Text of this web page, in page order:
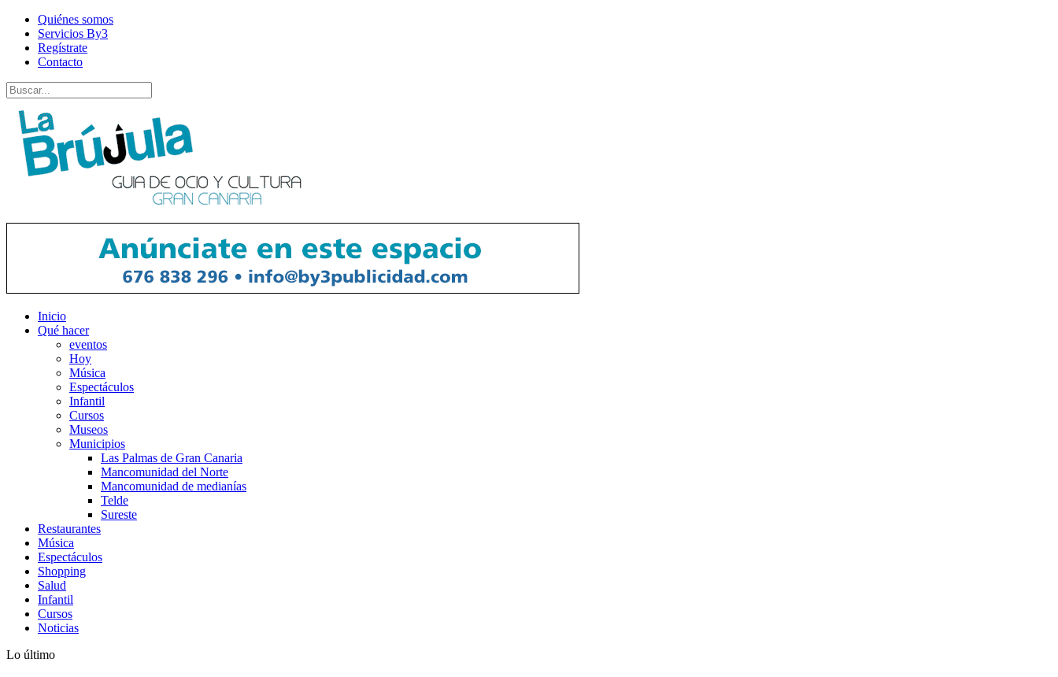
Quiénes somos
Servicios By3
Regístrate
Contacto
Inicio
Qué hacer
eventos
Hoy
Música
Espectáculos
Infantil
Cursos
Museos
Municipios
Las Palmas de Gran Canaria
Mancomunidad del Norte
Mancomunidad de medianías
Telde
Sureste
Restaurantes
Música
Espectáculos
Shopping
Salud
Infantil
Cursos
Noticias
Lo último